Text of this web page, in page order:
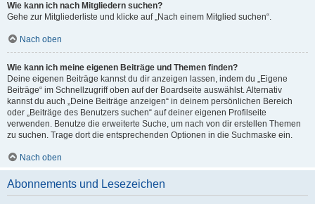
Wie kann ich nach Mitgliedern suchen?
Gehe zur Mitgliederliste und klicke auf „Nach einem Mitglied suchen“.
Nach oben
Wie kann ich meine eigenen Beiträge und Themen finden?
Deine eigenen Beiträge kannst du dir anzeigen lassen, indem du „Eigene
Beiträge“ im Schnellzugriff oben auf der Boardseite auswählst. Alternativ
kannst du auch „Deine Beiträge anzeigen“ in deinem persönlichen Bereich
oder „Beiträge des Benutzers suchen“ auf deiner eigenen Profilseite
verwenden. Benutze die erweiterte Suche, um nach von dir erstellen Themen
zu suchen. Trage dort die entsprechenden Optionen in die Suchmaske ein.
Nach oben
Abonnements und Lesezeichen